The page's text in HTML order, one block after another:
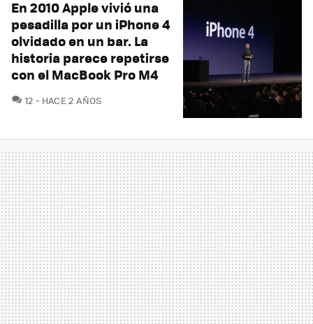
En 2010 Apple vivió una
pesadilla por un iPhone 4
olvidado en un bar. La
historia parece repetirse
con el MacBook Pro M4
12 COMENTARIOS
HACE 2 AÑOS